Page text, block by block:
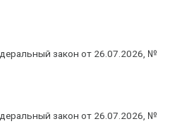
закон от 26.07.2026, №
закон от 26.07.2026, №